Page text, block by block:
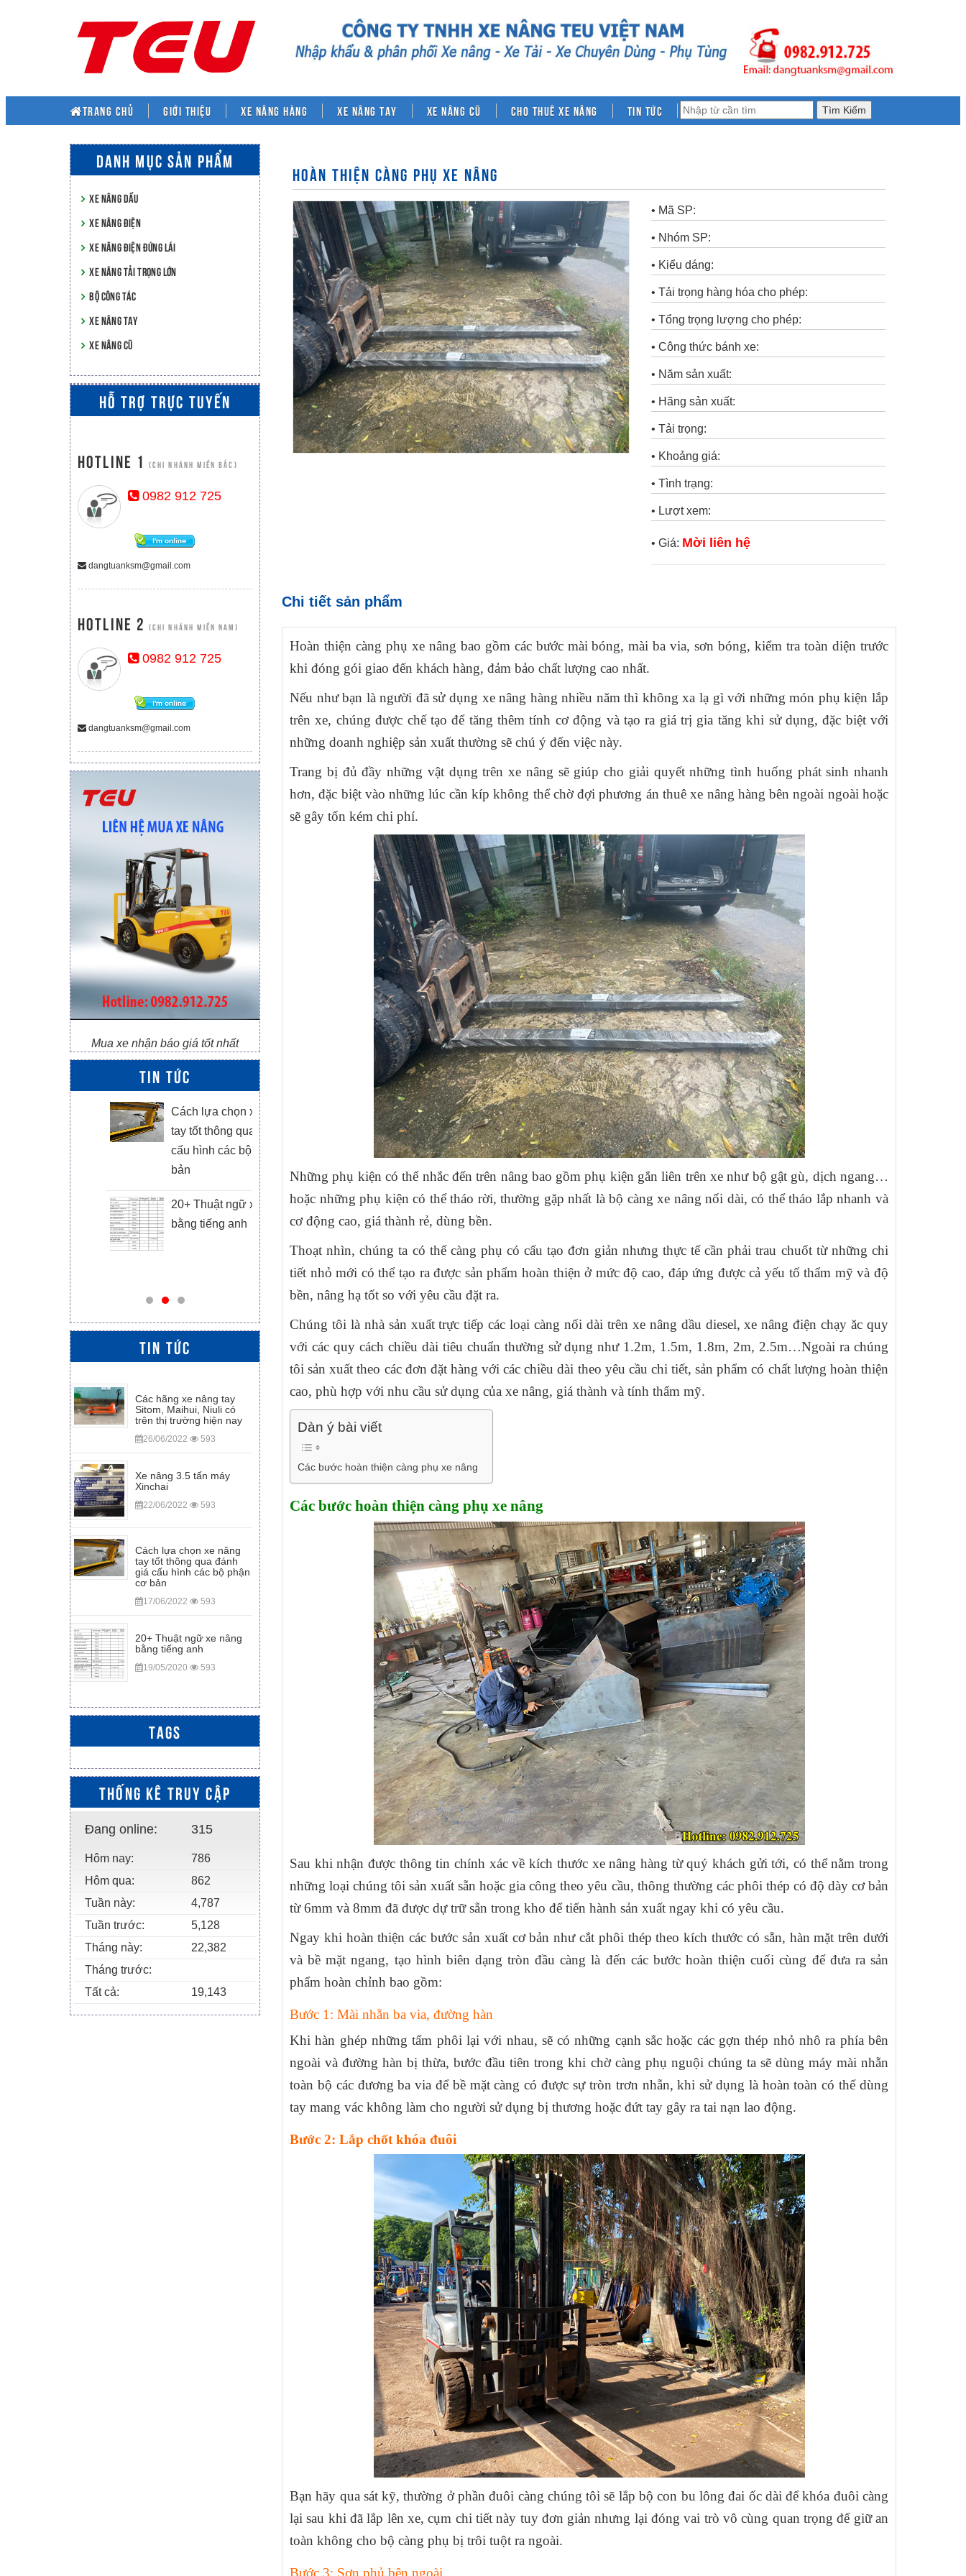
TRANG CHỦ Giới thiệu XE NÂNG HÀNG Xe nâng tay Xe nâng cũ Cho thuê xe nâng Tin tức
HOÀN THIỆN CÀNG PHỤ XE NÂNG
• Mã SP:
• Nhóm SP:
• Kiểu dáng:
• Tải trọng hàng hóa cho phép:
• Tổng trọng lượng cho phép:
• Công thức bánh xe:
• Năm sản xuất:
• Hãng sản xuất:
• Tải trọng:
• Khoảng giá:
• Tình trạng:
• Lượt xem:
• Giá: Mời liên hệ
Chi tiết sản phẩm
Hoàn thiện càng phụ xe nâng bao gồm các bước mài bóng, mài ba via, sơn bóng, kiểm tra toàn diện trước
khi đóng gói giao đến khách hàng, đảm bảo chất lượng cao nhất.
Nếu như bạn là người đã sử dụng xe nâng hàng nhiều năm thì không xa lạ gì với những món phụ kiện lắp
trên xe, chúng được chế tạo để tăng thêm tính cơ động và tạo ra giá trị gia tăng khi sử dụng, đặc biệt với
những doanh nghiệp sản xuất thường sẽ chú ý đến việc này.
Trang bị đủ đầy những vật dụng trên xe nâng sẽ giúp cho giải quyết những tình huống phát sinh nhanh
hơn, đặc biệt vào những lúc cần kíp không thể chờ đợi phương án thuê xe nâng hàng bên ngoài ngoài hoặc
sẽ gây tốn kém chi phí.
Những phụ kiện có thể nhắc đến trên nâng bao gồm phụ kiện gắn liên trên xe như bộ gật gù, dịch ngang…
hoặc những phụ kiện có thể tháo rời, thường gặp nhất là bộ càng xe nâng nối dài, có thể tháo lắp nhanh và
cơ động cao, giá thành rẻ, dùng bền.
Thoạt nhìn, chúng ta có thể càng phụ có cấu tạo đơn giản nhưng thực tế cần phải trau chuốt từ những chi
tiết nhỏ mới có thể tạo ra được sản phẩm hoàn thiện ở mức độ cao, đáp ứng được cả yếu tố thẩm mỹ và độ
bền, nâng hạ tốt so với yêu cầu đặt ra.
Chúng tôi là nhà sản xuất trực tiếp các loại càng nối dài trên xe nâng dầu diesel, xe nâng điện chạy ăc quy
với các quy cách chiều dài tiêu chuẩn thường sử dụng như 1.2m, 1.5m, 1.8m, 2m, 2.5m…Ngoài ra chúng
tôi sản xuất theo các đơn đặt hàng với các chiều dài theo yêu cầu chi tiết, sản phẩm có chất lượng hoàn thiện
cao, phù hợp với nhu cầu sử dụng của xe nâng, giá thành và tính thẩm mỹ.
Dàn ý bài viết
Các bước hoàn thiện càng phụ xe nâng
Các bước hoàn thiện càng phụ xe nâng
Sau khi nhận được thông tin chính xác về kích thước xe nâng hàng từ quý khách gửi tới, có thể nằm trong
những loại chúng tôi sản xuất sẵn hoặc gia công theo yêu cầu, thông thường các phôi thép có độ dày cơ bản
từ 6mm và 8mm đã được dự trữ sẵn trong kho để tiến hành sản xuất ngay khi có yêu cầu.
Ngay khi hoàn thiện các bước sản xuất cơ bản như cắt phôi thép theo kích thước có sẵn, hàn mặt trên dưới
và bề mặt ngang, tạo hình biên dạng tròn đầu càng là đến các bước hoàn thiện cuối cùng để đưa ra sản
phẩm hoàn chỉnh bao gồm:
Bước 1: Mài nhẵn ba via, đường hàn
Khi hàn ghép những tấm phôi lại với nhau, sẽ có những cạnh sắc hoặc các gợn thép nhỏ nhô ra phía bên
ngoài và đường hàn bị thừa, bước đầu tiên trong khi chờ càng phụ nguội chúng ta sẽ dùng máy mài nhẵn
toàn bộ các đương ba via để bề mặt càng có được sự tròn trơn nhẵn, khi sử dụng là hoàn toàn có thể dùng
tay mang vác không làm cho người sử dụng bị thương hoặc đứt tay gây ra tai nạn lao động.
Bước 2: Lắp chốt khóa đuôi
Bạn hãy qua sát kỹ, thường ở phần đuôi càng chúng tôi sẽ lắp bộ con bu lông đai ốc dài để khóa đuôi càng
lại sau khi đã lắp lên xe, cụm chi tiết này tuy đơn giản nhưng lại đóng vai trò vô cùng quan trọng để giữ an
toàn không cho bộ càng phụ bị trôi tuột ra ngoài.
Bước 3: Sơn phủ bên ngoài
DANH MỤC SẢN PHẨM
XE NÂNG DẦU
XE NÂNG ĐIỆN
XE NÂNG ĐIỆN ĐỨNG LÁI
XE NÂNG TẢI TRỌNG LỚN
BỘ CÔNG TÁC
XE NÂNG TAY
XE NÂNG CŨ
HỖ TRỢ TRỰC TUYẾN
Hotline 1 (CHI NHÁNH MIỀN BẮC)
0982 912 725
dangtuanksm@gmail.com
Hotline 2 (CHI NHÁNH MIỀN NAM)
0982 912 725
dangtuanksm@gmail.com
Mua xe nhận báo giá tốt nhất
TIN TỨC
tay Sitom,
Niuli có
nâng 3.5 tấn
Cách lựa chọn xe nâng
tay tốt thông qua đánh giá
cấu hình các bộ phận cơ
bản
20+ Thuật ngữ xe nâng
bằng tiếng anh
So sánh chi phí
vận hành của
các các loại xe
nâng
Các loại xe
nâng phổ biến
nhất năm 2024
Các hãng xe
nâng tay Sitom,
Maihui, Niuli có
trên thị trường
máy Xinchai
Cách lựa chọn
xe nâng tay tốt
thông qua đánh
giá cấu hình các
xe nâng bằng
TIN TỨC
Các hãng xe nâng tay
Sitom, Maihui, Niuli có
trên thị trường hiện nay
26/06/2022 593
Xe nâng 3.5 tấn máy
Xinchai
22/06/2022 593
Cách lựa chọn xe nâng
tay tốt thông qua đánh
giá cấu hình các bộ phận
cơ bản
17/06/2022 593
20+ Thuật ngữ xe nâng
bằng tiếng anh
19/05/2020 593
TAGS
THỐNG KÊ TRUY CẬP
Đang online: 315
Hôm nay:
786
Hôm qua:
862
Tuần này:
4,787
Tuần trước:
5,128
Tháng này:
22,382
Tháng trước:
Tất cả:
19,143